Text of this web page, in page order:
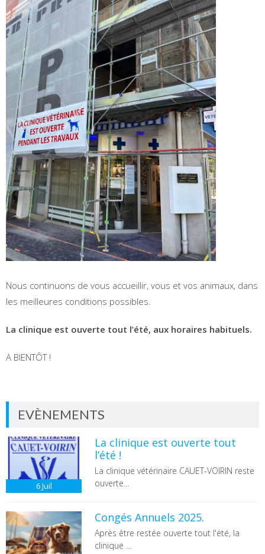
Nous continuons de vous accueillir, vous et vos animaux, dans
les meilleures conditions possibles.
La clinique est ouverte tout l’été, aux horaires habituels.
A BIENTÔT !
EVÈNEMENTS
6Juil
La clinique est ouverte tout
l’été !
La clinique vétérinaire CAUET-VOIRIN reste
ouverte...
Congés Annuels 2025.
Après être restée ouverte tout l'été, la
clinique ...